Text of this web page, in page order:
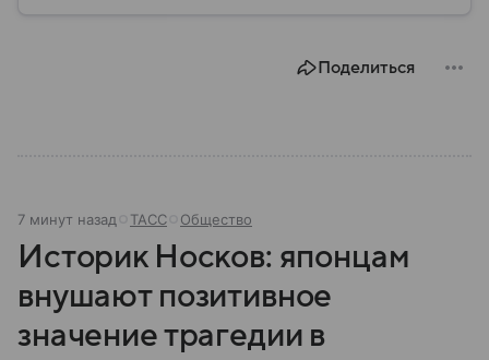
Поделиться
7 минут назад ТАСС Общество
Историк Носков: японцам
внушают позитивное
значение трагедии в